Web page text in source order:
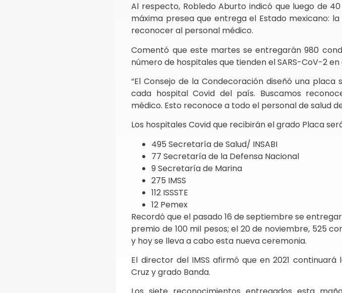
Al respecto, Robledo Aburto indicó que luego de
máxima presea que entrega el Estado mexicano:
reconocer al personal médico.
Comentó que este martes se entregarán 980
número de hospitales que tienden el SARS-CoV-2 en
“El Consejo de la Condecoración diseñó una
cada hospital Covid del país. Buscamos
médico. Esto reconoce a todo el personal de salud
Los hospitales Covid que recibirán el grado Placa
495 Secretaría de Salud/ INSABI
77 Secretaría de la Defensa Nacional
9 Secretaría de Marina
275 IMSS
112 ISSSTE
12 Pemex
Recordó que el pasado 16 de septiembre se
premio de 100 mil pesos; el 20 de noviembre, 525
y hoy se lleva a cabo esta nueva ceremonia.
El director del IMSS afirmó que en 2021
Cruz y grado Banda.